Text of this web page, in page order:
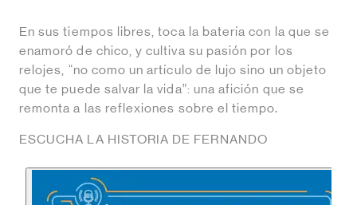
En sus tiempos libres, toca la batería con la que se
enamoró de chico, y cultiva su pasión por los
relojes, “no como un artículo de lujo sino un objeto
que te puede salvar la vida”: una afición que se
remonta a las reflexiones sobre el tiempo.
ESCUCHA LA HISTORIA DE FERNANDO